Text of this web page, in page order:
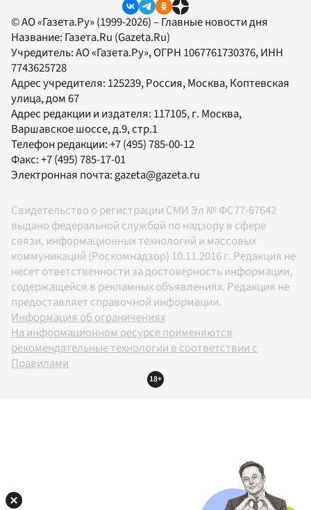
© АО «Газета.Ру» (1999-2026) – Главные новости дня
Название: Газета.Ru (Gazeta.Ru)
Учредитель:АО «Газета.Ру», ОГРН 1067761730376, ИНН
7743625728
Адрес учредителя: 125239, Россия, Москва, Коптевская
улица, дом 67
Адрес редакции и издателя: 117105, г. Москва,
Варшавское шоссе, д.9, стр.1
Телефон редакции:+7 (495) 785-00-12
Факс:+7 (495) 785-17-01
Электронная почта:gazeta@gazeta.ru
Свидетельство о регистрации СМИ Эл № ФС77-67642
выдано федеральной службой по надзору в сфере
связи, информационных технологий и массовых
коммуникаций (Роскомнадзор) 10.11.2016 г. Редакция не
несет ответственности за достоверность информации,
содержащейся в рекламных объявлениях. Редакция не
предоставляет справочной информации.
Информация об ограничениях
На информационном ресурсе применяются
рекомендательные технологии в соответствии с
Правилами
18+